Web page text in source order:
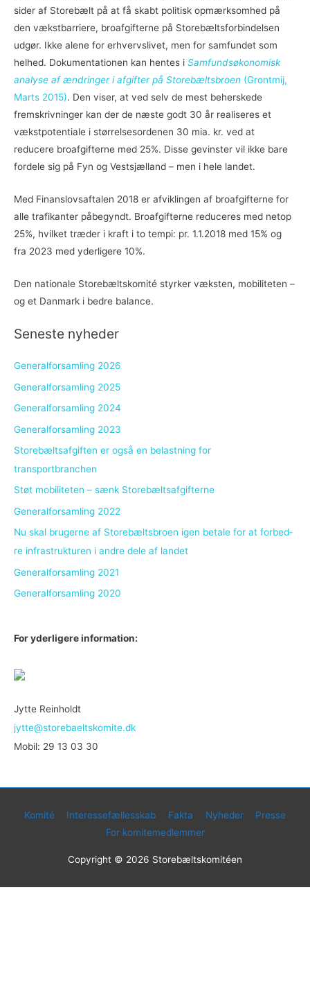
sider af Storebælt på at få skabt politisk opmærksomhed på
den vækstbarriere, broafgifterne på Storebæltsforbindelsen
udgør. Ikke alene for erhvervslivet, men for samfundet som
helhed. Dokumentationen kan hentes i Samfundsøkonomisk
analyse af ændringer i afgifter på Storebæltsbroen (Grontmij,
Marts 2015). Den viser, at ved selv de mest beherskede
fremskrivninger kan der de næste godt 30 år realiseres et
vækstpotentiale i størrelsesordenen 30 mia. kr. ved at
reducere broafgifterne med 25%. Disse gevinster vil ikke bare
fordele sig på Fyn og Vestsjælland – men i hele landet.
Med Finanslovsaftalen 2018 er afviklingen af broafgifterne for
alle trafikanter påbegyndt. Broafgifterne reduceres med netop
25%, hvilket træder i kraft i to tempi: pr. 1.1.2018 med 15% og
fra 2023 med yderligere 10%.
Den nationale Storebæltskomité styrker væksten, mobiliteten –
og et Danmark i bedre balance.
Seneste nyheder
Generalforsamling 2026
Generalforsamling 2025
Generalforsamling 2024
Generalforsamling 2023
Storebæltsafgiften er også en belastning for
transportbranchen
Støt mobiliteten – sænk Storebæltsafgifterne
Generalforsamling 2022
Nu skal bru­ger­ne af Sto­re­bælts­bro­en igen be­ta­le for at for­bed­
re in­fra­struk­tu­ren i an­dre dele af lan­det
Generalforsamling 2021
Generalforsamling 2020
For yderligere information:
Jytte Reinholdt
jytte@storebaeltskomite.dk
Mobil: 29 13 03 30
Komité Interessefællesskab Fakta Nyheder
Presse
For komitemedlemmer
Copyright © 2026 Storebæltskomitéen